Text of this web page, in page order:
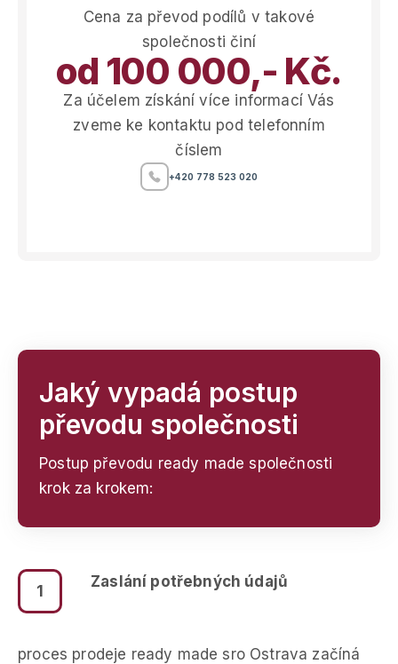
Cena za převod podílů v takové
společnosti činí
od 100 000,- Kč.
Za účelem získání více informací Vás
zveme ke kontaktu pod telefonním
číslem
+420 778 523 020
Jaký vypadá postup
převodu společnosti
Postup převodu ready made společnosti
krok za krokem:
1
Zaslání potřebných údajů
proces prodeje ready made sro Ostrava začíná